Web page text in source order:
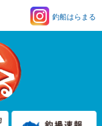
釣船はらまる